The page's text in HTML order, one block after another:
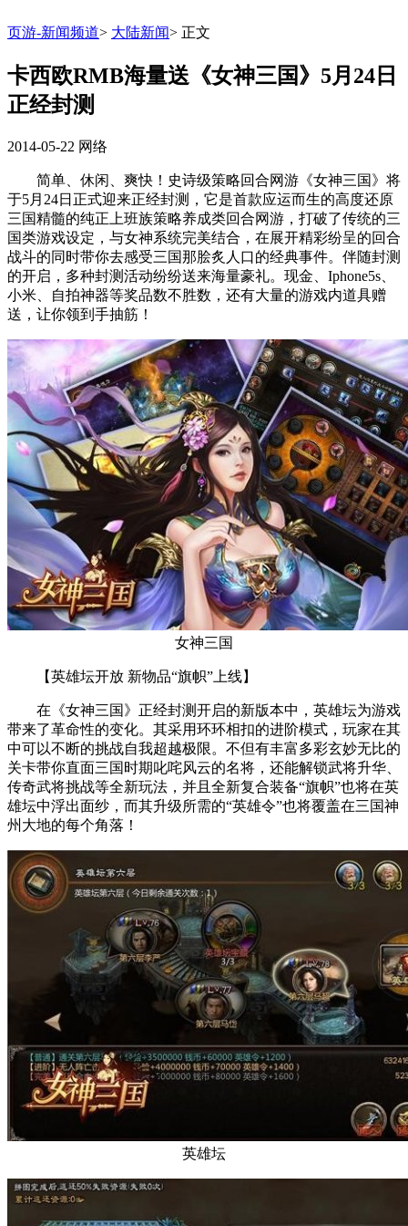
页游-新闻频道> 大陆新闻> 正文
卡西欧RMB海量送《女神三国》5月24日
正经封测
2014-05-22 网络
简单、休闲、爽快！史诗级策略回合网游《女神三国》将
于5月24日正式迎来正经封测，它是首款应运而生的高度还原
三国精髓的纯正上班族策略养成类回合网游，打破了传统的三
国类游戏设定，与女神系统完美结合，在展开精彩纷呈的回合
战斗的同时带你去感受三国那脍炙人口的经典事件。伴随封测
的开启，多种封测活动纷纷送来海量豪礼。现金、Iphone5s、
小米、自拍神器等奖品数不胜数，还有大量的游戏内道具赠
送，让你领到手抽筋！
女神三国
【英雄坛开放 新物品“旗帜”上线】
在《女神三国》正经封测开启的新版本中，英雄坛为游戏
带来了革命性的变化。其采用环环相扣的进阶模式，玩家在其
中可以不断的挑战自我超越极限。不但有丰富多彩玄妙无比的
关卡带你直面三国时期叱咤风云的名将，还能解锁武将升华、
传奇武将挑战等全新玩法，并且全新复合装备“旗帜”也将在英
雄坛中浮出面纱，而其升级所需的“英雄令”也将覆盖在三国神
州大地的每个角落！
英雄坛